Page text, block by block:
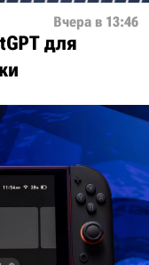
Вчера в 13:46
для